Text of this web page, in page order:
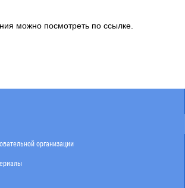
можно посмотреть по ссылке.
организации